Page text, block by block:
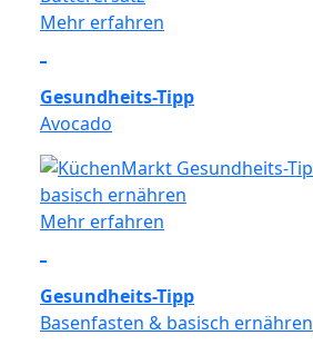
Mehr erfahren
Gesundheits-Tipp
Avocado
Mehr erfahren
Gesundheits-Tipp
Basenfasten & basisch ernähren